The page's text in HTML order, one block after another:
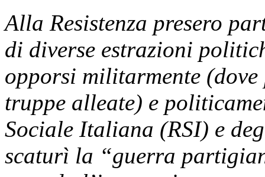
Alla Resistenza presero
di diverse estrazioni
opporsi militarmente
truppe alleate) e
Sociale Italiana (RSI) e
scaturì la “guerra